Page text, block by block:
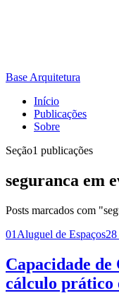
Base Arquitetura
Início
Publicações
Sobre
Seção1 publicações
seguranca em
Posts marcados com
01 Aluguel de Espaços
Capacidade de
cálculo prático